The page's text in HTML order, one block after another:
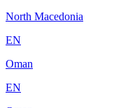
North Macedonia
EN
Oman
EN